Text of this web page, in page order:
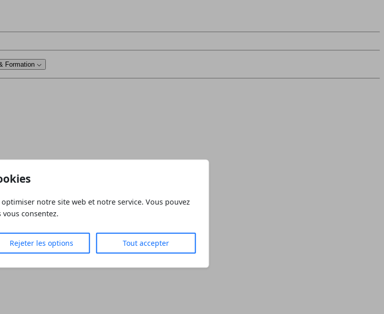
Formation
SA PRATIQUE
notre site web et notre service. Vous pouvez
consentez.
Rejeter les options Tout accepter